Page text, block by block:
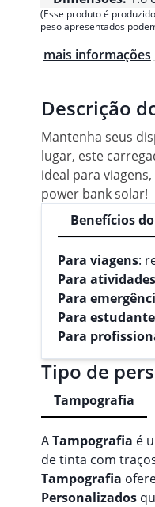
(Esse produto é
peso apresentados
mais informações
Descrição
Mantenha seus
lugar, este
ideal para
power bank solar!
Benefícios
Para viagens:
Para
Para
Para
Para
Tipo de
Tampografia
ATampografia é
de tinta com
Tampografia
Personalizados